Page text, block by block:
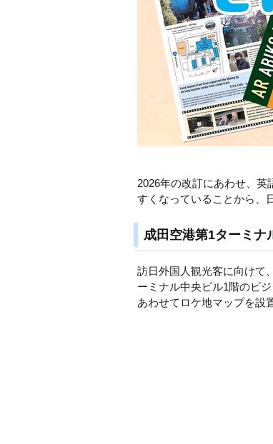
2026年の改訂にあわせ、
すくなっていることから、
成田空港第1ターミナ
訪日外国人観光客に向けて、
ーミナル中央ビル1階のビ
あわせてロケ地マップを設